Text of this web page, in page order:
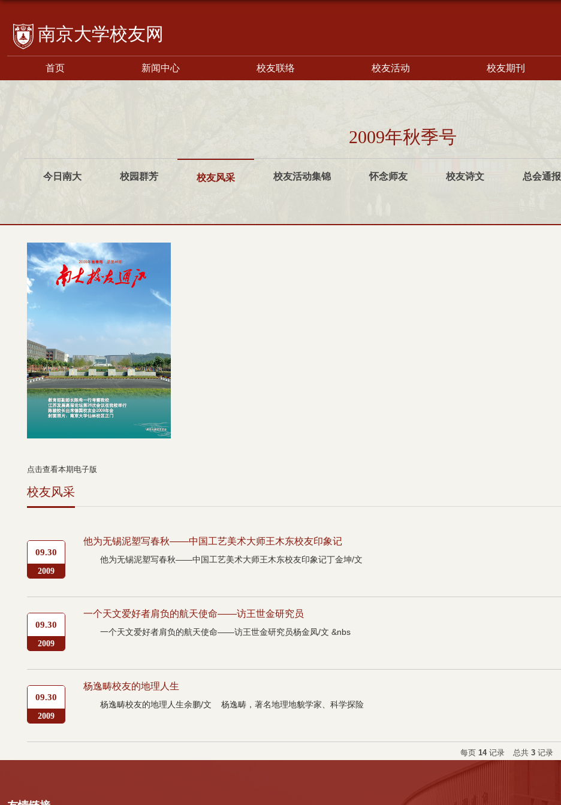
校友网
首页 新闻中心 校友联络 校友活动 校友期刊
2009年秋季号
今日南大 校园群芳 校友风采 校友活动集锦 怀念师友 校友诗文 总会通报
点击查看本期电子版
校友风采
09.30
2009
他为无锡泥塑写春秋——中国工艺美术大师王木东校友印象记
他为无锡泥塑写春秋——中国工艺美术大师王木东校友印象记丁金坤/文
09.30
2009
一个天文爱好者肩负的航天使命——访王世金研究员
一个天文爱好者肩负的航天使命——访王世金研究员杨金凤/文 &nbs
09.30
2009
杨逸畴校友的地理人生
杨逸畴校友的地理人生余鹏/文 杨逸畴，著名地理地貌学家、科学探险
每页 14记录 总共 3记录